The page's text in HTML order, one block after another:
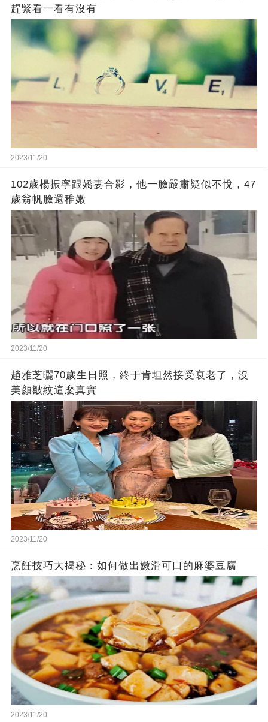
趕緊看一看有沒有
2023/11/20
102歲楊振寧跟嬌妻合影，他一臉嚴肅疑似不悅，47
歲翁帆臉還稚嫩
2023/11/20
趙雅芝曬70歲生日照，終于肯坦然接受衰老了，沒
美顏皺紋這麼真實
2023/11/20
烹飪技巧大揭秘：如何做出嫩滑可口的麻婆豆腐
2023/11/20